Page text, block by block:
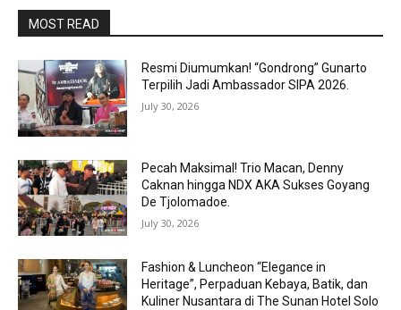
MOST READ
Resmi Diumumkan! “Gondrong” Gunarto
Terpilih Jadi Ambassador SIPA 2026.
July 30, 2026
Pecah Maksimal! Trio Macan, Denny
Caknan hingga NDX AKA Sukses Goyang
De Tjolomadoe.
July 30, 2026
Fashion & Luncheon “Elegance in
Heritage”, Perpaduan Kebaya, Batik, dan
Kuliner Nusantara di The Sunan Hotel Solo